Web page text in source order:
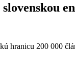
hranicu 200 000